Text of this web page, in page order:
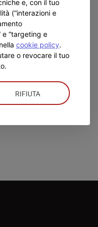
e, con il tuo
(“interazioni e
e “targeting e
cookie policy.
o revocare il tuo
RIFIUTA